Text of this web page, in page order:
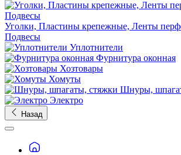
Уголки, Пластины крепежные, Ленты
Подвесы
Уплотнители
Фурнитура оконная
Хозтовары
Хомуты
Шнуры,
Электро
Назад